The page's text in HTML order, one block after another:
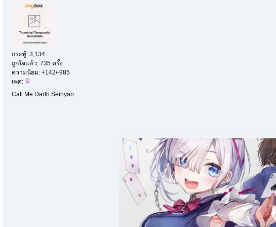
กระทู้: 3,134
ถูกใจแล้ว: 735 ครั้ง
ความนิยม: +142/-985
เพศ:
Call Me Darth Seinyan